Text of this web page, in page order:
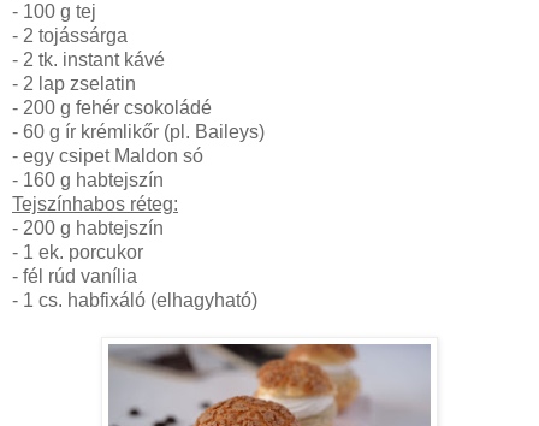
- 100 g tej
- 2 tojássárga
- 2 tk. instant kávé
- 2 lap zselatin
- 200 g fehér csokoládé
- 60 g ír krémlikőr (pl. Baileys)
- egy csipet Maldon só
- 160 g habtejszín
Tejszínhabos réteg:
- 200 g habtejszín
- 1 ek. porcukor
- fél rúd vanília
- 1 cs. habfixáló (elhagyható)